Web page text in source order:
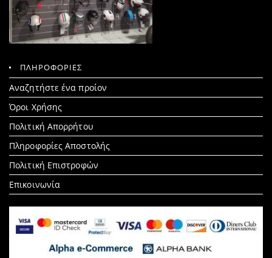
ΠΛΗΡΟΦΟΡΙΕΣ
Αναζητήστε ένα προίον
Search
for:
Όροι Χρήσης
Πολιτική Απορρήτου
Πληροφορίες Αποστολής
Πολιτική Επιστροφών
Επικοινωνία